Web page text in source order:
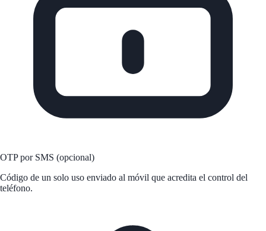
OTP por SMS (opcional)
Código de un solo uso enviado al móvil que acredita el control del
teléfono.